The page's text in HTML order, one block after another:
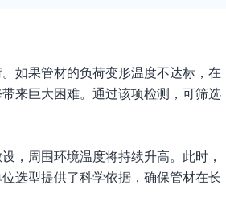
如果管材的负荷变形温度不达标，在
来巨大困难。通过该项检测，可筛选
，周围环境温度将持续升高。此时，
选型提供了科学依据，确保管材在长